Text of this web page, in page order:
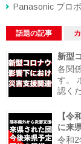
Panasonic プロ
話題の記事
新型
各関
す。
認く
【令
に来
令和2